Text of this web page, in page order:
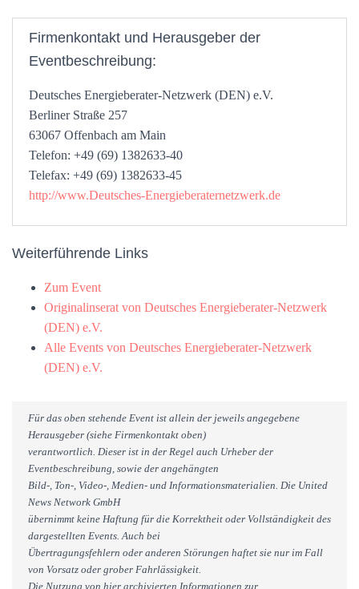
Firmenkontakt und Herausgeber der
Eventbeschreibung:
Deutsches Energieberater-Netzwerk (DEN) e.V.
Berliner Straße 257
63067 Offenbach am Main
Telefon: +49 (69) 1382633-40
Telefax: +49 (69) 1382633-45
http://www.Deutsches-Energieberaternetzwerk.de
Weiterführende Links
Zum Event
Originalinserat von Deutsches Energieberater-Netzwerk
(DEN) e.V.
Alle Events von Deutsches Energieberater-Netzwerk
(DEN) e.V.
Für das oben stehende Event ist allein der jeweils angegebene
Herausgeber (siehe Firmenkontakt oben)
verantwortlich. Dieser ist in der Regel auch Urheber der
Eventbeschreibung, sowie der angehängten
Bild-, Ton-, Video-, Medien- und Informationsmaterialien. Die United
News Network GmbH
übernimmt keine Haftung für die Korrektheit oder Vollständigkeit des
dargestellten Events. Auch bei
Übertragungsfehlern oder anderen Störungen haftet sie nur im Fall
von Vorsatz oder grober Fahrlässigkeit.
Die Nutzung von hier archivierten Informationen zur